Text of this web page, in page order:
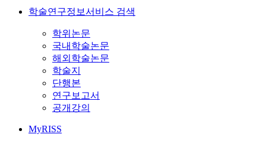
학술연구정보서비스 검색
학위논문
국내학술논문
해외학술논문
학술지
단행본
연구보고서
공개강의
MyRISS